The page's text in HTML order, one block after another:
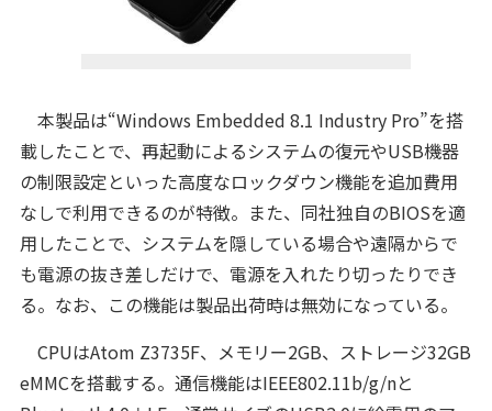
本製品は“Windows Embedded 8.1 Industry Pro”を搭
載したことで、再起動によるシステムの復元やUSB機器
の制限設定といった高度なロックダウン機能を追加費用
なしで利用できるのが特徴。また、同社独自のBIOSを適
用したことで、システムを隠している場合や遠隔からで
も電源の抜き差しだけで、電源を入れたり切ったりでき
る。なお、この機能は製品出荷時は無効になっている。
CPUはAtom Z3735F、メモリー2GB、ストレージ32GB
eMMCを搭載する。通信機能はIEEE802.11b/g/nと